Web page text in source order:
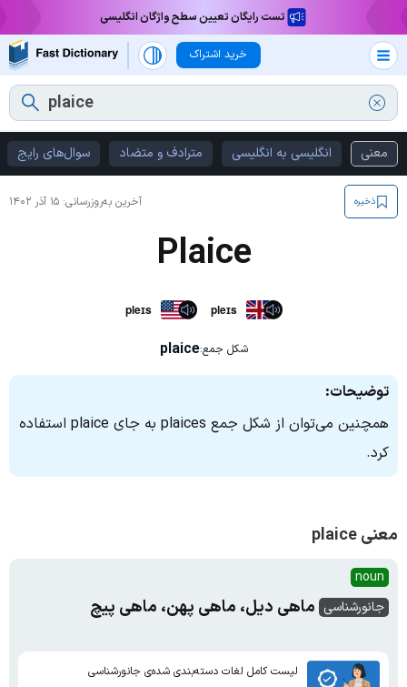
تست رایگان تعیین سطح واژگان انگلیسی
خرید اشتراک
معنی انگلیسی به انگلیسی مترادف و متضاد سوال‌های رایج
آخرین به‌روزرسانی: ۱۵ آذر ۱۴۰۲ ذخیره
Plaice
pleɪs pleɪs
شکل جمع:plaice
توضیحات:
همچنین می‌توان از شکل جمع plaices به‌ جای plaice استفاده
کرد.
معنی plaice
noun
جانورشناسی ماهی دیل، ماهی پهن، ماهی پیچ
لیست کامل لغات دسته‌بندی شده‌ی جانورشناسی